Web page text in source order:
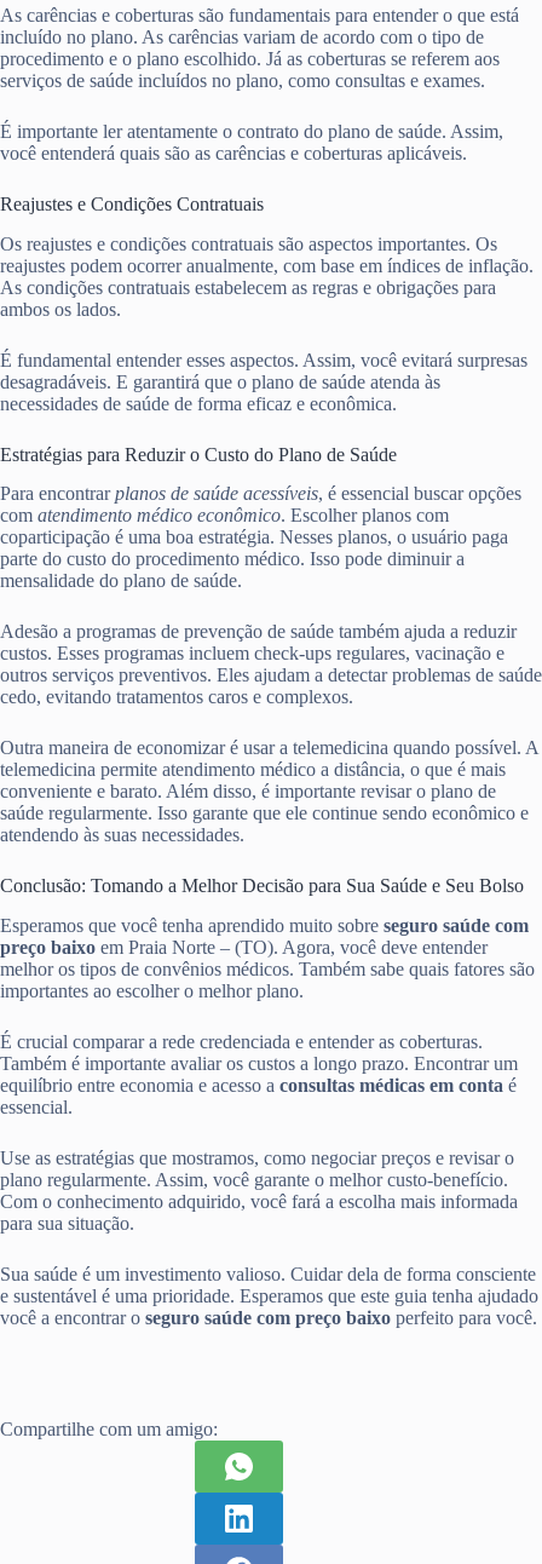
As carências e coberturas são fundamentais para entender o que está
incluído no plano. As carências variam de acordo com o tipo de
procedimento e o plano escolhido. Já as coberturas se referem aos
serviços de saúde incluídos no plano, como consultas e exames.
É importante ler atentamente o contrato do plano de saúde. Assim,
você entenderá quais são as carências e coberturas aplicáveis.
Reajustes e Condições Contratuais
Os reajustes e condições contratuais são aspectos importantes. Os
reajustes podem ocorrer anualmente, com base em índices de inflação.
As condições contratuais estabelecem as regras e obrigações para
ambos os lados.
É fundamental entender esses aspectos. Assim, você evitará surpresas
desagradáveis. E garantirá que o plano de saúde atenda às
necessidades de saúde de forma eficaz e econômica.
Estratégias para Reduzir o Custo do Plano de Saúde
Para encontrarplanos de saúde acessíveis, é essencial buscar opções
com atendimento médico econômico. Escolher planos com
coparticipação é uma boa estratégia. Nesses planos, o usuário paga
parte do custo do procedimento médico. Isso pode diminuir a
mensalidade do plano de saúde.
Adesão a programas de prevenção de saúde também ajuda a reduzir
custos. Esses programas incluem check-ups regulares, vacinação e
outros serviços preventivos. Eles ajudam a detectar problemas de saúde
cedo, evitando tratamentos caros e complexos.
Outra maneira de economizar é usar a telemedicina quando possível. A
telemedicina permite atendimento médico a distância, o que é mais
conveniente e barato. Além disso, é importante revisar o plano de
saúde regularmente. Isso garante que ele continue sendo econômico e
atendendo às suas necessidades.
Conclusão: Tomando a Melhor Decisão para Sua Saúde e Seu Bolso
Esperamos que você tenha aprendido muito sobre seguro saúde com
preço baixo em Praia Norte – (TO). Agora, você deve entender
melhor os tipos de convênios médicos. Também sabe quais fatores são
importantes ao escolher o melhor plano.
É crucial comparar a rede credenciada e entender as coberturas.
Também é importante avaliar os custos a longo prazo. Encontrar um
equilíbrio entre economia e acesso a consultas médicas em conta é
essencial.
Use as estratégias que mostramos, como negociar preços e revisar o
plano regularmente. Assim, você garante o melhor custo-benefício.
Com o conhecimento adquirido, você fará a escolha mais informada
para sua situação.
Sua saúde é um investimento valioso. Cuidar dela de forma consciente
e sustentável é uma prioridade. Esperamos que este guia tenha ajudado
você a encontrar o seguro saúde com preço baixo perfeito para você.
Compartilhe com um amigo: